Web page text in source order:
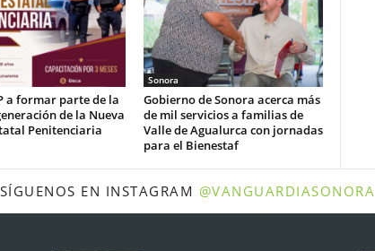
a formar parte de la
de la Nueva
Penitenciaria
Sonora
Gobierno de Sonora acerca más
de mil servicios a familias de
Valle de Agualurca con jornadas
para el Bienestaf
SÍGUENOS EN INSTAGRAM @VANGUARDIASONORA